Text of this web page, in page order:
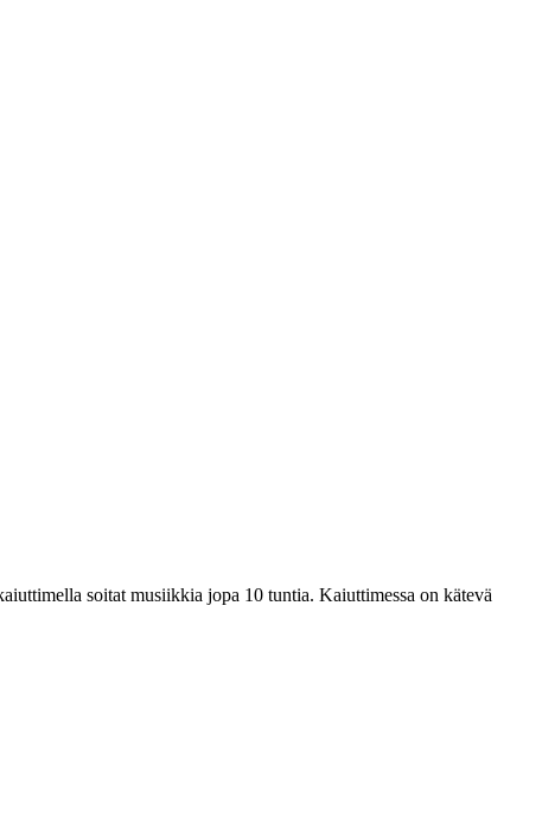
soitat musiikkia jopa 10 tuntia. Kaiuttimessa on kätevä